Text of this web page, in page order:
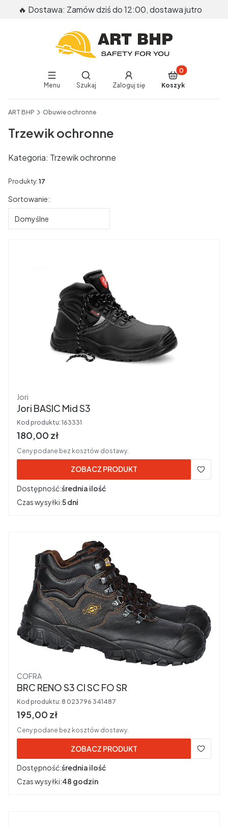
🔥 Dostawa: Zamów dziś do 12:00, dostawa jutro
Menu
Otwórz wyszukiwarkę
Szukaj Zaloguj się
Produkty w
Koszyk
ART BHP Obuwie ochronne
Trzewik ochronne
Kategoria: Trzewik ochronne
Produkty: 17
Lista produktów
Sortowanie:
Domyślne
Producent
Jori
Jori BASIC Mid S3
Kod produktu: 163331
Cena brutto
180,00 zł
Ceny podane bez kosztów dostawy.
ZOBACZ PRODUKT
Dostępność:średnia ilość
Czas wysyłki:5 dni
Producent
COFRA
BRC RENO S3 CI SC FO SR
Kod produktu: 8 023796 341487
Cena brutto
195,00 zł
Ceny podane bez kosztów dostawy.
ZOBACZ PRODUKT
Dostępność:średnia ilość
Czas wysyłki:48 godzin